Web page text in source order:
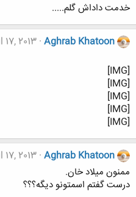
خدمت داداش گلم.....
Aghrab Khatoon
17, 2013
[IMG]
[IMG]
[IMG]
[IMG]
[IMG]
Aghrab Khatoon
17, 2013
ممنون میلاد خان.
درست گفتم اسمتونو دیگه؟؟؟